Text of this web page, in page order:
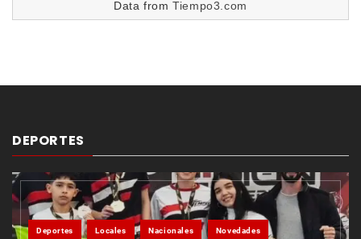
Data fromTiempo3.com
DEPORTES
Deportes Locales Nacionales Novedades